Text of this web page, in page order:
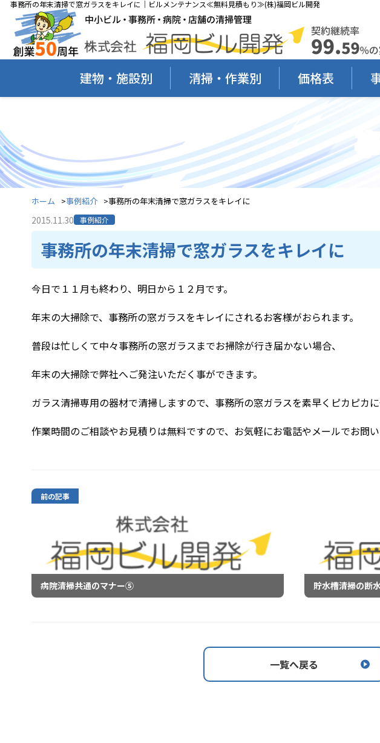
事務所の年末清掃で窓ガラスをキレイに｜ビルメンテナンス≪無料見積もり≫(株)福岡ビル開発
建物・施設別 清掃・作業別 価格表
ホーム 事例紹介 事務所の年末清掃で窓ガラスをキレイに
2015.11.30 事例紹介
事務所の年末清掃で窓ガラスをキレイに
今日で１１月も終わり、明日から１２月です。
年末の大掃除で、事務所の窓ガラスをキレイにされるお客様がおられます。
普段は忙しくて中々事務所の窓ガラスまでお掃除が行き届かない場合、
年末の大掃除で弊社へご発注いただく事ができます。
ガラス清掃専用の器材で清掃しますので、事務所の窓ガラスを素早くピカピカに
作業時間のご相談やお見積りは無料ですので、お気軽にお電話やメールでお問
前の記事
病院清掃共通のマナー⑤ 貯水槽清掃の断
一覧へ戻る